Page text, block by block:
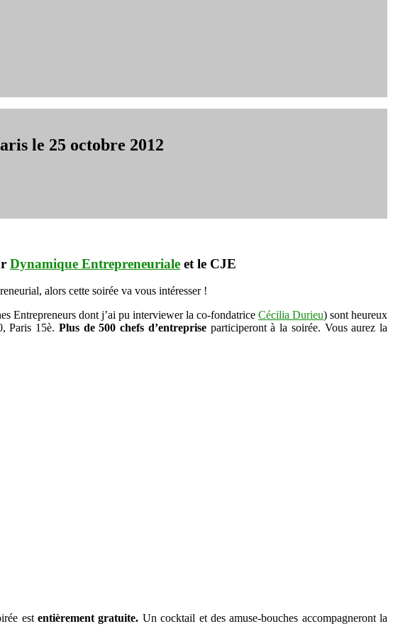
le 25 octobre 2012
Dynamique Entrepreneuriale et le CJE
alors cette soirée va vous intéresser !
Entrepreneurs dont j’ai pu interviewer la co-fondatrice Cécilia Durieu) sont heureux
Paris 15è. Plus de 500 chefs d’entrepriseparticiperont à la soirée. Vous aurez la
estentièrement gratuite. Un cocktail et des amuse-bouches accompagneront la